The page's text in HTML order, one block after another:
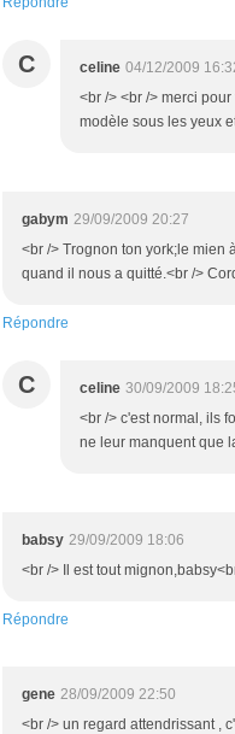
C celine 04/12/2009
<br /> <br /> merci
modèle sous les yeux
gabym 29/09/2009 20:27
<br /> Trognon ton york;le mien
quand il nous a quitté.<br />
Répondre
C celine 30/09/2009
<br /> c'est normal, ils
ne leur manquent que
babsy 29/09/2009 18:06
<br /> Il est tout
Répondre
gene 28/09/2009 22:50
<br /> un regard attendrissant ,